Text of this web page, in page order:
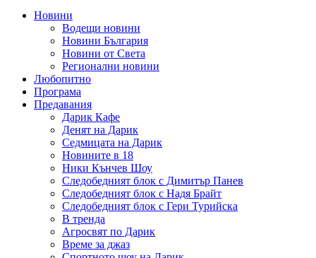
Новини
Водещи новини
Новини България
Новини от Света
Регионални новини
Любопитно
Програма
Предавания
Дарик Кафе
Денят на Дарик
Седмицата на Дарик
Новините в 18
Ники Кънчев Шоу
Следобедният блок с Димитър Панев
Следобедният блок с Надя Брайт
Следобедният блок с Гери Турийска
В тренда
Агросвят по Дарик
Време за джаз